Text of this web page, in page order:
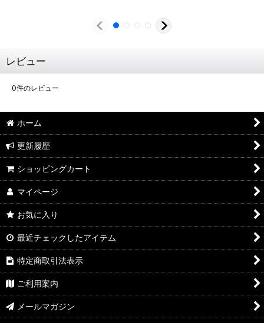
レビュー
0件のレビュー
ホーム
更新履歴
ショッピングカート
マイページ
お気に入り
最近チェックしたアイテム
特定商取引法表示
ご利用案内
メールマガジン